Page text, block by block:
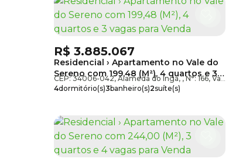
Residencial › Apartamento no Vale do
Sereno com 199,48 (M²), 4 quartos e 3
vagas para Venda
R$ 3.885.067
CEP: 34006-042,Alameda do Ingá ,N°:166, Vale do Sereno
4dormitório(s)3banheiro(s)2suíte(s)